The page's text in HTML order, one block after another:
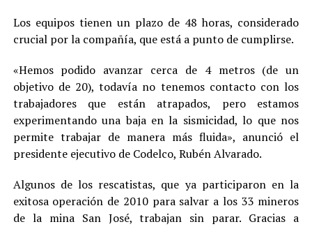
Los equipos tienen un plazo de 48 horas, considerado
crucial por la compañía, que está a punto de cumplirse.
«Hemos podido avanzar cerca de 4 metros (de un
objetivo de 20), todavía no tenemos contacto con los
trabajadores que están atrapados, pero estamos
experimentando una baja en la sismicidad, lo que nos
permite trabajar de manera más fluida», anunció el
presidente ejecutivo de Codelco, Rubén Alvarado.
Algunos de los rescatistas, que ya participaron en la
exitosa operación de 2010 para salvar a los 33 mineros
de la mina San José, trabajan sin parar. Gracias a